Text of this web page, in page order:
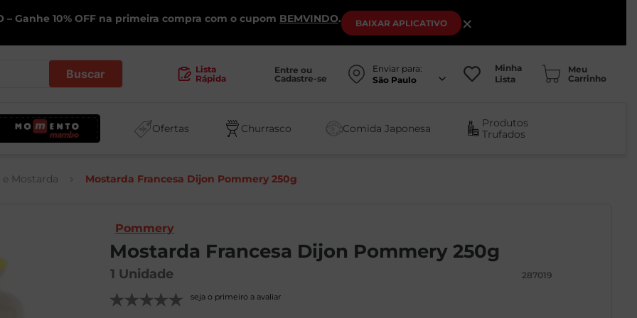
– Ganhe 10% OFF na primeira compra com o cupom BEMVINDO. BAIXAR APLICATIVO ×
Lista
Rápida
Entre ou
Cadastre-se
Enviar para:
São Paulo
Minha
Lista
Ofertas Churrasco Comida Japonesa
Produtos
Trufados
Mostarda Mostarda Francesa Dijon Pommery 250g
Pommery
Mostarda Francesa Dijon Pommery 250g
1 Unidade 287019
seja o primeiro a avaliar